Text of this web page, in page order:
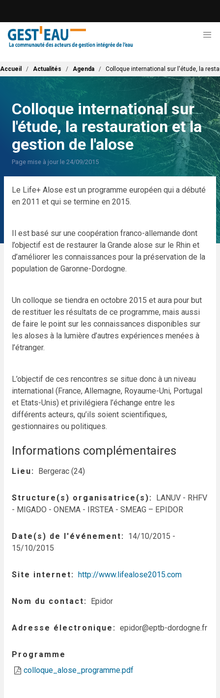
contenu
principal
Fil d'Ariane
Accueil Actualités Agenda Colloque international sur l'étude, la
Colloque international sur
l'étude, la restauration et la
gestion de l'alose
Page mise à jour le 24/09/2015
Le Life+ Alose est un programme européen qui a débuté
en 2011 et qui se termine en 2015.
Il est basé sur une coopération franco-allemande dont
l’objectif est de restaurer la Grande alose sur le Rhin et
d’améliorer les connaissances pour la préservation de la
population de Garonne-Dordogne.
Un colloque se tiendra en octobre 2015 et aura pour but
de restituer les résultats de ce programme, mais aussi
de faire le point sur les connaissances disponibles sur
les aloses à la lumière d’autres expériences menées à
l’étranger.
L’objectif de ces rencontres se situe donc à un niveau
international (France, Allemagne, Royaume-Uni, Portugal
et Etats-Unis) et privilégiera l’échange entre les
différents acteurs, qu’ils soient scientifiques,
gestionnaires ou politiques.
Informations complémentaires
Lieu Bergerac (24)
Structure(s) organisatrice(s)
LANUV - RHFV
- MIGADO - ONEMA - IRSTEA - SMEAG – EPIDOR
Date(s) de l'événement 14/10/2015 -
15/10/2015
Site internet http://www.lifealose2015.com
Nom du contact Epidor
Adresse électronique epidor@eptb-dordogne.fr
Programme
colloque_alose_programme.pdf